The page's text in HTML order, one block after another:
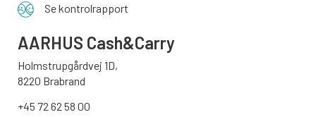
Se kontrolrapport
AARHUS Cash&Carry
Holmstrupgårdvej 1D,
8220 Brabrand
+45 72 62 58 00